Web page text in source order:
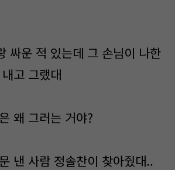
싸운 적 있는데 그 손님이 나한
고 그랬대
왜 그러는 거야?
낸 사람 정솔찬이 찾아줬대..